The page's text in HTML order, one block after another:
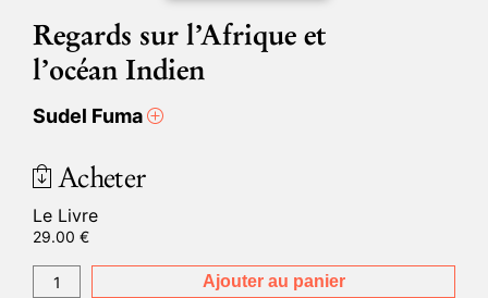
Regards sur l’Afrique et
l’océan Indien
Sudel Fuma
Acheter
Le Livre
29.00 €
Ajouter au panier